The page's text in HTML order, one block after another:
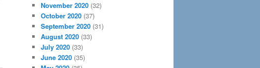
November 2020 (32)
October 2020 (37)
September 2020 (31)
August 2020 (33)
July 2020 (33)
June 2020 (35)